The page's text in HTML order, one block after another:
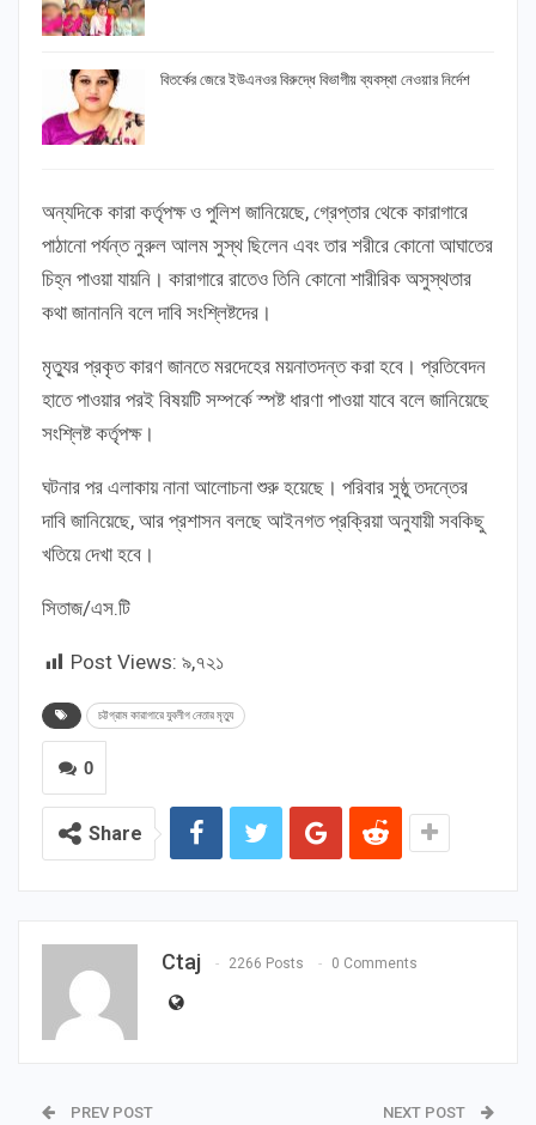
বিতর্কের জেরে ইউএনওর বিরুদ্ধে বিভাগীয় ব্যবস্থা নেওয়ার নির্দেশ
অন্যদিকে কারা কর্তৃপক্ষ ও পুলিশ জানিয়েছে, গ্রেপ্তার থেকে কারাগারে
পাঠানো পর্যন্ত নুরুল আলম সুস্থ ছিলেন এবং তার শরীরে কোনো আঘাতের
চিহ্ন পাওয়া যায়নি। কারাগারে রাতেও তিনি কোনো শারীরিক অসুস্থতার
কথা জানাননি বলে দাবি সংশ্লিষ্টদের।
মৃত্যুর প্রকৃত কারণ জানতে মরদেহের ময়নাতদন্ত করা হবে। প্রতিবেদন
হাতে পাওয়ার পরই বিষয়টি সম্পর্কে স্পষ্ট ধারণা পাওয়া যাবে বলে জানিয়েছে
সংশ্লিষ্ট কর্তৃপক্ষ।
ঘটনার পর এলাকায় নানা আলোচনা শুরু হয়েছে। পরিবার সুষ্ঠু তদন্তের
দাবি জানিয়েছে, আর প্রশাসন বলছে আইনগত প্রক্রিয়া অনুযায়ী সবকিছু
খতিয়ে দেখা হবে।
সিতাজ/এস.টি
Post Views: ৯,৭২১
চট্টগ্রাম কারাগারে যুবলীগ নেতার মৃত্যু
0
Share
Ctaj 2266 Posts 0 Comments
PREV POST NEXT POST